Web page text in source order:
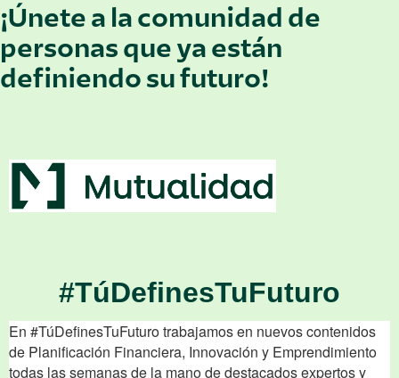
¡Únete a la comunidad de
personas que ya están
definiendo su futuro!